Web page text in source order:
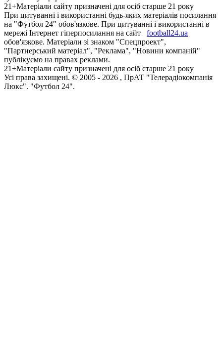
21+Матеріали сайту призначені для осіб старше 21 року
При цитуванні і використанні будь-яких матеріалів посилання
на "Футбол 24" обов'язкове. При цитуванні і використанні в
мережі Інтернет гіперпосилання на сайт
football24.ua
обов'язкове. Матеріали зі знаком "Спецпроект",
"Партнерський матеріал", "Реклама", "Новини компаній"
публікуємо на правах реклами.
21+Матеріали сайту призначені для осіб старше 21 року
Усi права захищенi. © 2005 - 2026 , ПрАТ "Телерадіокомпанія
Люкс". "Футбол 24".